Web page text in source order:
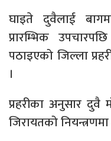
घाइते दुवैलाई
प्रारम्भिक
पठाइएको जिल्ला
।
प्रहरीका अनुसार दुवै
जिरायतको